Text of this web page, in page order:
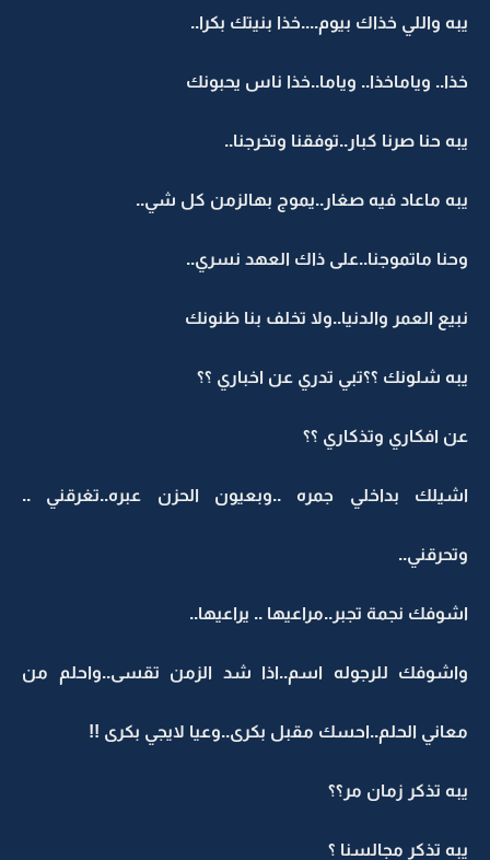
يبه واللي خذاك بيوم....خذا بنيتك بكرا..
خذا.. وياماخذا.. وياما..خذا ناس يحبونك
يبه حنا صرنا كبار..توفقنا وتخرجنا..
يبه ماعاد فيه صغار..يموج بهالزمن كل شي..
وحنا ماتموجنا..على ذاك العهد نسري..
نبيع العمر والدنيا..ولا تخلف بنا ظنونك
يبه شلونك ؟؟تبي تدري عن اخباري ؟؟
عن افكاري وتذكاري ؟؟
اشيلك بداخلي جمره ..وبعيون الحزن عبره..تغرقني ..
وتحرقني..
اشوفك نجمة تجبر..مراعيها .. يراعيها..
واشوفك للرجوله اسم..اذا شد الزمن تقسى..واحلم من
معاني الحلم..احسك مقبل بكرى..وعيا لايجي بكرى !!
يبه تذكر زمان مر؟؟
يبه تذكر مجالسنا ؟